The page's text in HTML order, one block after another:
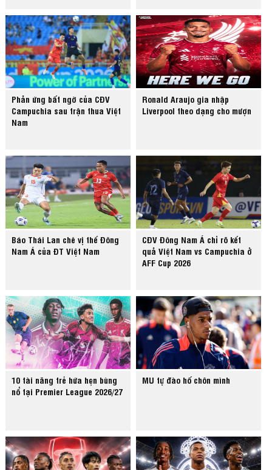
Phản ứng bất ngờ của CĐV
Campuchia sau trận thua Việt
Nam
Ronald Araujo gia nhập
Liverpool theo dạng cho mượn
Báo Thái Lan chê vị thế Đông
Nam Á của ĐT Việt Nam
CĐV Đông Nam Á chỉ rõ kết
quả Việt Nam vs Campuchia ở
AFF Cup 2026
10 tài năng trẻ hứa hẹn bùng
nổ tại Premier League 2026/27
MU tự đào hố chôn mình